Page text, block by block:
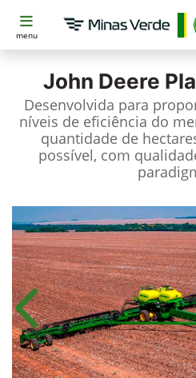
menu
John Deere
Desenvolvida para
níveis de eficiência do
quantidade de
possível, com
Anterior